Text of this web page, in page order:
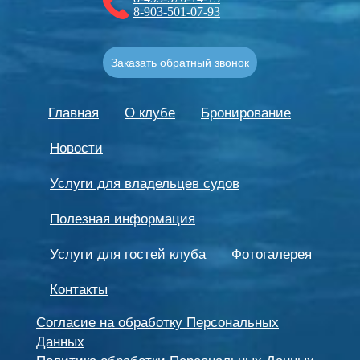
Главная О клубе
Бронирование
Новости
Услуги для владельцев судов
Полезная информация
Услуги для гостей клуба
Фотогалерея
Контакты
8-903-501-07-93
Заказать обратный звонок
Согласие на обработку Персональных
Данных